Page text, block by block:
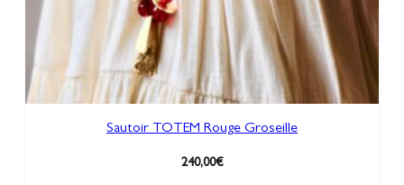
Sautoir TOTEM Rouge Groseille
240,00€